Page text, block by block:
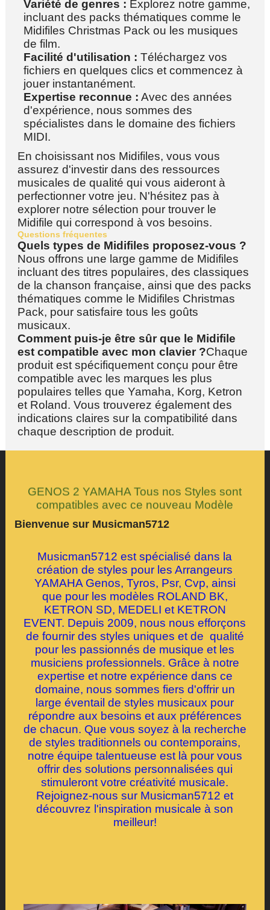
Variété de genres : Explorez notre gamme,
incluant des packs thématiques comme le
Midifiles Christmas Pack ou les musiques
de film.
Facilité d'utilisation : Téléchargez vos
fichiers en quelques clics et commencez à
jouer instantanément.
Expertise reconnue : Avec des années
d'expérience, nous sommes des
spécialistes dans le domaine des fichiers
MIDI.
En choisissant nos Midifiles, vous vous
assurez d'investir dans des ressources
musicales de qualité qui vous aideront à
perfectionner votre jeu. N'hésitez pas à
explorer notre sélection pour trouver le
Midifile qui correspond à vos besoins.
Questions fréquentes
Quels types de Midifiles proposez-vous ?
Nous offrons une large gamme de Midifiles
incluant des titres populaires, des classiques
de la chanson française, ainsi que des packs
thématiques comme le Midifiles Christmas
Pack, pour satisfaire tous les goûts
musicaux.
Comment puis-je être sûr que le Midifile
est compatible avec mon clavier ?Chaque
produit est spécifiquement conçu pour être
compatible avec les marques les plus
populaires telles que Yamaha, Korg, Ketron
et Roland. Vous trouverez également des
indications claires sur la compatibilité dans
chaque description de produit.
GENOS 2 YAMAHA Tous nos Styles sont
compatibles avec ce nouveau Modèle
Bienvenue sur Musicman5712
Musicman5712 est spécialisé dans la
création de styles pour les Arrangeurs
YAMAHA Genos, Tyros, Psr, Cvp, ainsi
que pour les modèles ROLAND BK,
KETRON SD, MEDELI et KETRON
EVENT. Depuis 2009, nous nous efforçons
de fournir des styles uniques et de qualité
pour les passionnés de musique et les
musiciens professionnels. Grâce à notre
expertise et notre expérience dans ce
domaine, nous sommes fiers d'offrir un
large éventail de styles musicaux pour
répondre aux besoins et aux préférences
de chacun. Que vous soyez à la recherche
de styles traditionnels ou contemporains,
notre équipe talentueuse est là pour vous
offrir des solutions personnalisées qui
stimuleront votre créativité musicale.
Rejoignez-nous sur Musicman5712 et
découvrez l'inspiration musicale à son
meilleur!